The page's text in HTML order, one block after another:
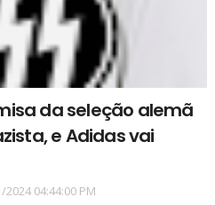
da seleção alemã
e Adidas vai
2024 04:44:00 PM